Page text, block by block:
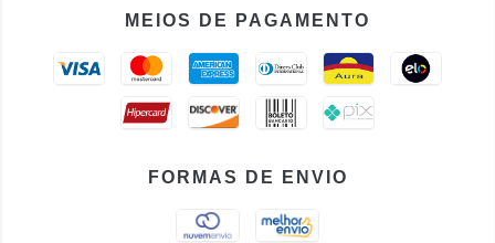
MEIOS DE PAGAMENTO
FORMAS DE ENVIO